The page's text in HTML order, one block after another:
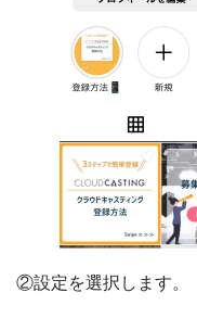
②設定を選択します。